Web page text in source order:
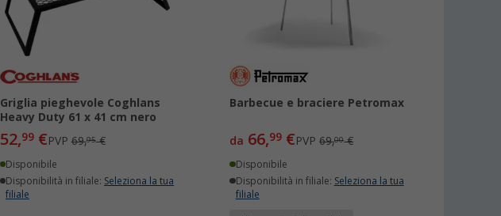
Griglia pieghevole Coghlans
Heavy Duty 61 x 41 cm nero
52,99€PVP69,95€
Disponibile
Disponibilità in filiale: Seleziona la tua
filiale
Barbecue e braciere Petromax
da 66,99 €PVP69,00€
Disponibile
Disponibilità in filiale: Seleziona la tua
filiale